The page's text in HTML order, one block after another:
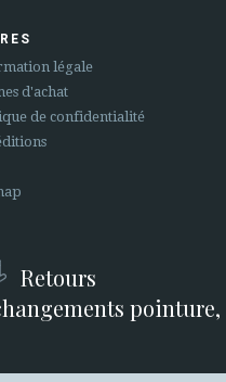
légale
d'achat
de confidentialité
Retours